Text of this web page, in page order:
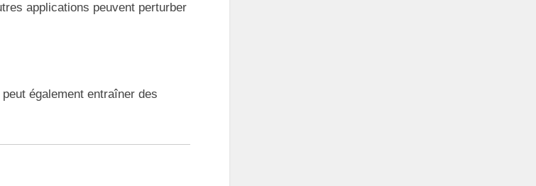
applications peuvent perturber
également entraîner des